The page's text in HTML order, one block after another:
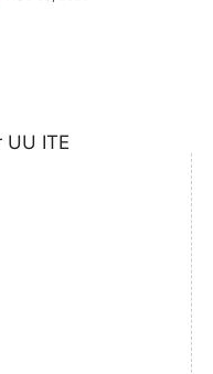
ITE